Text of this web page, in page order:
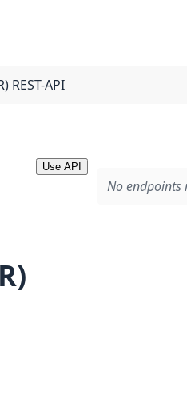
API
Use API
No endpoints